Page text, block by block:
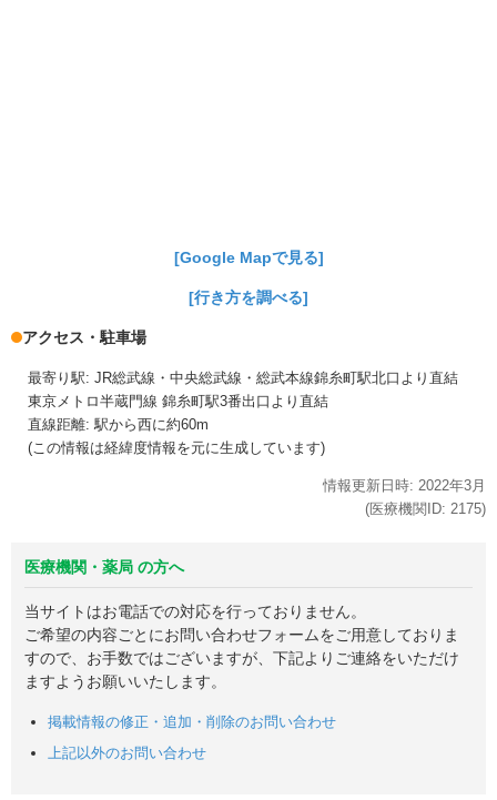
[Google Mapで見る]
[行き方を調べる]
アクセス・駐車場
最寄り駅: JR総武線・中央総武線・総武本線錦糸町駅北口より直結
東京メトロ半蔵門線 錦糸町駅3番出口より直結
直線距離: 駅から西に約60m
(この情報は経緯度情報を元に生成しています)
情報更新日時: 2022年3月
(医療機関ID: 2175)
医療機関・薬局 の方へ
当サイトはお電話での対応を行っておりません。
ご希望の内容ごとにお問い合わせフォームをご用意しておりま
すので、お手数ではございますが、下記よりご連絡をいただけ
ますようお願いいたします。
掲載情報の修正・追加・削除のお問い合わせ
上記以外のお問い合わせ